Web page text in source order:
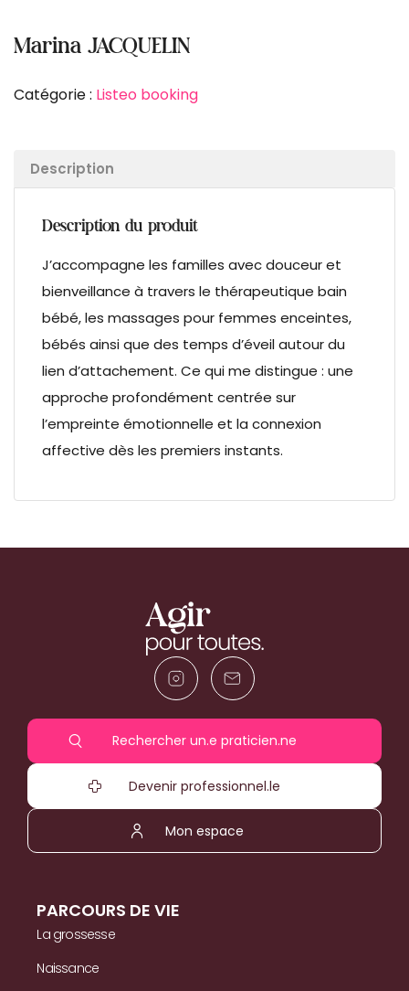
Marina JACQUELIN
Catégorie : Listeo booking
Description
Description du produit
J’accompagne les familles avec douceur et
bienveillance à travers le thérapeutique bain
bébé, les massages pour femmes enceintes,
bébés ainsi que des temps d’éveil autour du
lien d’attachement. Ce qui me distingue : une
approche profondément centrée sur
l’empreinte émotionnelle et la connexion
affective dès les premiers instants.
Rechercher un.e praticien.ne
Devenir professionnel.le
Mon espace
PARCOURS DE VIE
La grossesse
Naissance